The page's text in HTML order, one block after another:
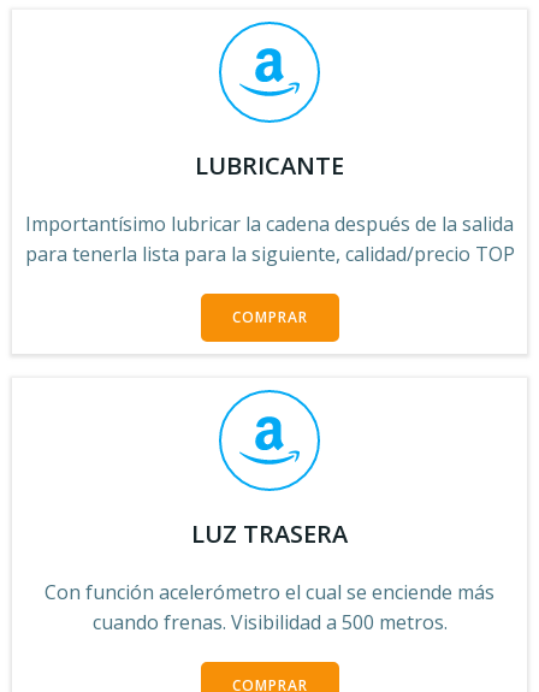
LUBRICANTE
Importantísimo lubricar la cadena después de la salida
para tenerla lista para la siguiente, calidad/precio TOP
COMPRAR
LUZ TRASERA
Con función acelerómetro el cual se enciende más
cuando frenas. Visibilidad a 500 metros.
COMPRAR